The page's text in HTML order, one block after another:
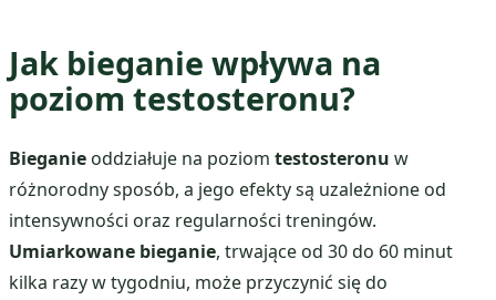
Jak bieganie wpływa na
poziom testosteronu?
Bieganie oddziałuje na poziom testosteronu w
różnorodny sposób, a jego efekty są uzależnione od
intensywności oraz regularności treningów.
Umiarkowane bieganie, trwające od 30 do 60 minut
kilka razy w tygodniu, może przyczynić się do